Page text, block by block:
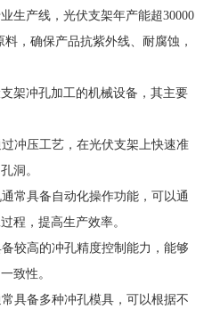
生产线，光伏支架年产能超30000
，确保产品抗紫外线、耐腐蚀，
架冲孔加工的机械设备，其主要
冲压工艺，在光伏支架上快速准
洞。
常具备自动化操作功能，可以通
程，提高生产效率。
较高的冲孔精度控制能力，能够
致性。
具备多种冲孔模具，可以根据不